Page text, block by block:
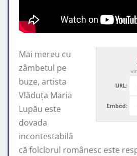
URL:
Embed:
Mai mereu cu
zâmbetul pe
buze, artista
Vlăduța Maria
Lupău este
dovada
incontestabilă
că folclorul românesc este